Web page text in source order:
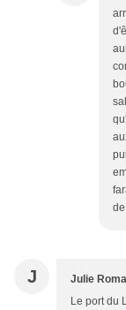
J Julie
Le port du